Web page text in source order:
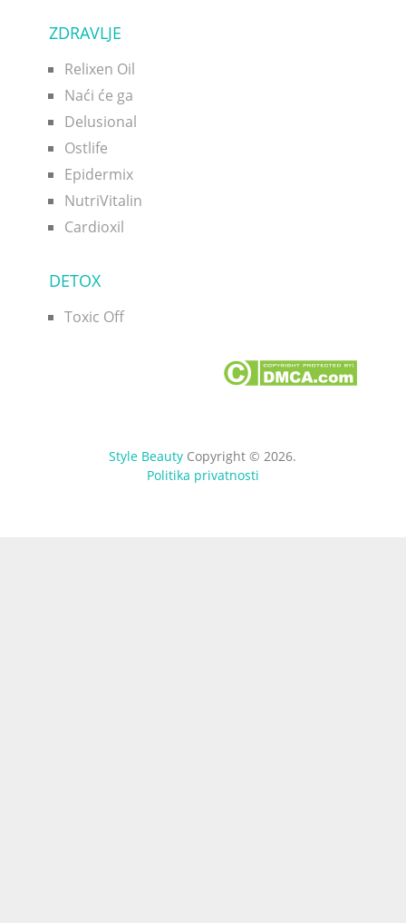
ZDRAVLJE
Relixen Oil
Naći će ga
Delusional
Ostlife
Epidermix
NutriVitalin
Cardioxil
DETOX
Toxic Off
Style Beauty Copyright © 2026.
Politika privatnosti